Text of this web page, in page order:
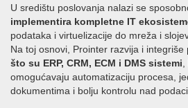
U središtu poslovanja nalazi se
implementira kompletne IT
podataka i virtuelizacije do mreža i
Na toj osnovi, Prointer razvija i integriše
što su ERP, CRM, ECM i DMS sistemi,
omogućavaju automatizaciju procesa,
dokumentima i bolju kontrolu nad